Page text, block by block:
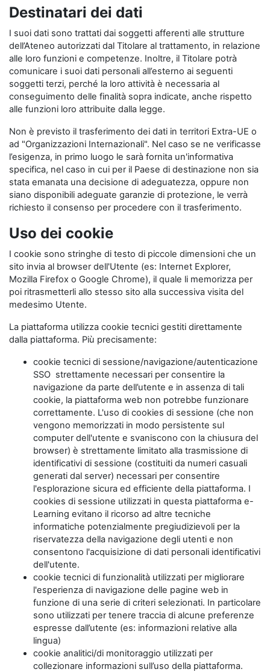
Destinatari dei dati
I suoi dati sono trattati dai soggetti afferenti alle strutture
dell’Ateneo autorizzati dal Titolare al trattamento, in relazione
alle loro funzioni e competenze. Inoltre, il Titolare potrà
comunicare i suoi dati personali all’esterno ai seguenti
soggetti terzi, perché la loro attività è necessaria al
conseguimento delle finalità sopra indicate, anche rispetto
alle funzioni loro attribuite dalla legge.
Non è previsto il trasferimento dei dati in territori Extra-UE o
ad "Organizzazioni Internazionali". Nel caso se ne verificasse
l’esigenza, in primo luogo le sarà fornita un'informativa
specifica, nel caso in cui per il Paese di destinazione non sia
stata emanata una decisione di adeguatezza, oppure non
siano disponibili adeguate garanzie di protezione, le verrà
richiesto il consenso per procedere con il trasferimento.
Uso dei cookie
I cookie sono stringhe di testo di piccole dimensioni che un
sito invia al browser dell'Utente (es: Internet Explorer,
Mozilla Firefox o Google Chrome), il quale li memorizza per
poi ritrasmetterli allo stesso sito alla successiva visita del
medesimo Utente.
La piattaforma utilizza cookie tecnici gestiti direttamente
dalla piattaforma. Più precisamente:
cookie tecnici di sessione/navigazione/autenticazione
SSO strettamente necessari per consentire la
navigazione da parte dell’utente e in assenza di tali
cookie, la piattaforma web non potrebbe funzionare
correttamente. L'uso di cookies di sessione (che non
vengono memorizzati in modo persistente sul
computer dell'utente e svaniscono con la chiusura del
browser) è strettamente limitato alla trasmissione di
identificativi di sessione (costituiti da numeri casuali
generati dal server) necessari per consentire
l'esplorazione sicura ed efficiente della piattaforma. I
cookies di sessione utilizzati in questa piattaforma e-
Learning evitano il ricorso ad altre tecniche
informatiche potenzialmente pregiudizievoli per la
riservatezza della navigazione degli utenti e non
consentono l'acquisizione di dati personali identificativi
dell'utente.
cookie tecnici di funzionalità utilizzati per migliorare
l'esperienza di navigazione delle pagine web in
funzione di una serie di criteri selezionati. In particolare
sono utilizzati per tenere traccia di alcune preferenze
espresse dall’utente (es: informazioni relative alla
lingua)
cookie analitici/di monitoraggio utilizzati per
collezionare informazioni sull’uso della piattaforma.